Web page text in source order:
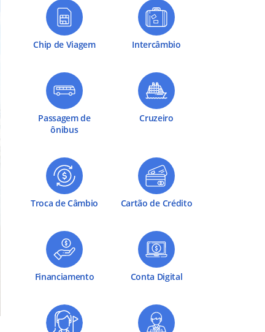
Chip de Viagem Intercâmbio
Passagem de
ônibus
Cruzeiro
Troca de Câmbio Cartão de Crédito
Financiamento Conta Digital